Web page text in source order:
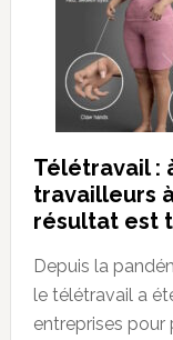
Télétravail :
travailleurs
résultat est
Depuis la
le télétravail a
entreprises